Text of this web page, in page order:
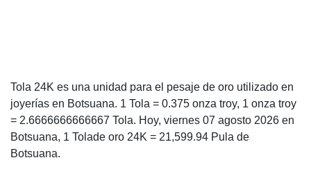
Tola 24K es una unidad para el pesaje de oro utilizado en
joyerías en Botsuana. 1 Tola = 0.375 onza troy, 1 onza troy
= 2.6666666666667 Tola. Hoy, viernes 07 agosto 2026 en
Botsuana, 1 Tolade oro 24K = 21,599.94 Pula de
Botsuana.